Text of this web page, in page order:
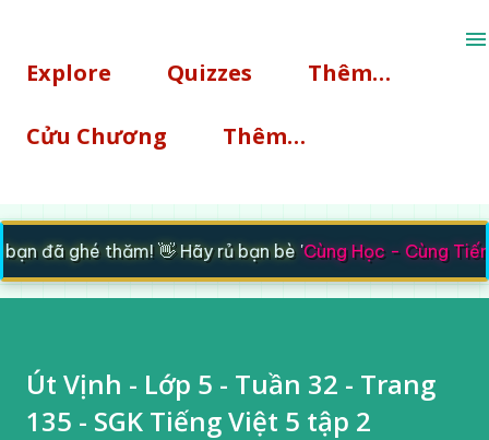
Explore Quizzes Thêm…
Cửu Chương Thêm…
đã ghé thăm! 👋 Hãy rủ bạn bè 'Cùng Học - Cùng Tiến'
Út Vịnh - Lớp 5 - Tuần 32 - Trang
135 - SGK Tiếng Việt 5 tập 2